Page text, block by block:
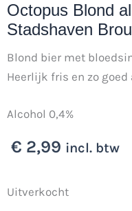
Octopus Blond
Stadshaven
Blond bier met
Heerlijk fris en zo goed
Alcohol 0,4%
€ 2,99 incl. btw
Uitverkocht